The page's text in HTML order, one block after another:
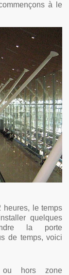
à le
heures, le temps
quelques
la porte
de temps, voici
hors zone